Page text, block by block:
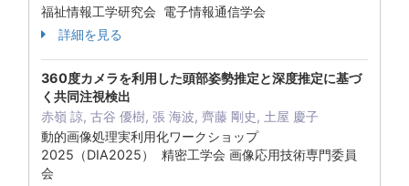
福祉情報工学研究会 電子情報通信学会
詳細を見る
360度カメラを利用した頭部姿勢推定と深度推定に基づ
く共同注視検出
赤嶺 諒, 古谷 優樹, 張 海波, 齊藤 剛史, 土屋 慶子
動的画像処理実利用化ワークショップ
2025（DIA2025） 精密工学会 画像応用技術専門委員
会